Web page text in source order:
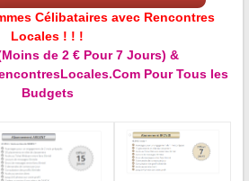
Célibataires avec Rencontres
Locales ! ! !
de 2 € Pour 7 Jours) &
Pour Tous les
Budgets